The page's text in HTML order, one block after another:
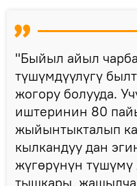
"Быйыл айыл
түшүмдүүлүгү
жогору болууда.
иштеринин 80
жыйынтыкталып
кылкандуу дан
жүгөрүнүн
тышкары,